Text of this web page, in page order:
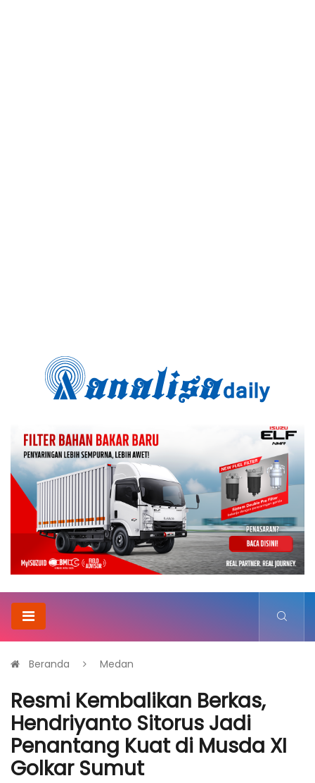
Beranda Medan
Resmi Kembalikan Berkas,
Hendriyanto Sitorus Jadi
Penantang Kuat di Musda XI
Golkar Sumut